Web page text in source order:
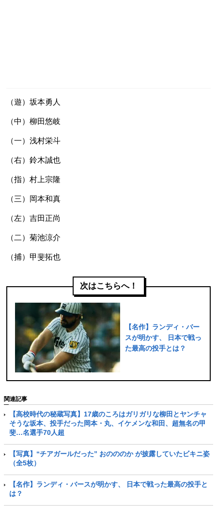
（遊）坂本勇人
（中）柳田悠岐
（一）浅村栄斗
（右）鈴木誠也
（指）村上宗隆
（三）岡本和真
（左）吉田正尚
（二）菊池涼介
（捕）甲斐拓也
次はこちらへ！
【名作】ランディ・バー
スが明かす、 日本で戦っ
た最高の投手とは？
関連記事
【高校時代の秘蔵写真】17歳のころはガリガリな柳田とヤンチャ
そうな坂本、投手だった岡本・丸、イケメンな和田、超無名の甲
斐…名選手70人超
【写真】“チアガールだった” おのののか が披露していたビキニ姿
（全5枚）
【名作】ランディ・バースが明かす、 日本で戦った最高の投手と
は？